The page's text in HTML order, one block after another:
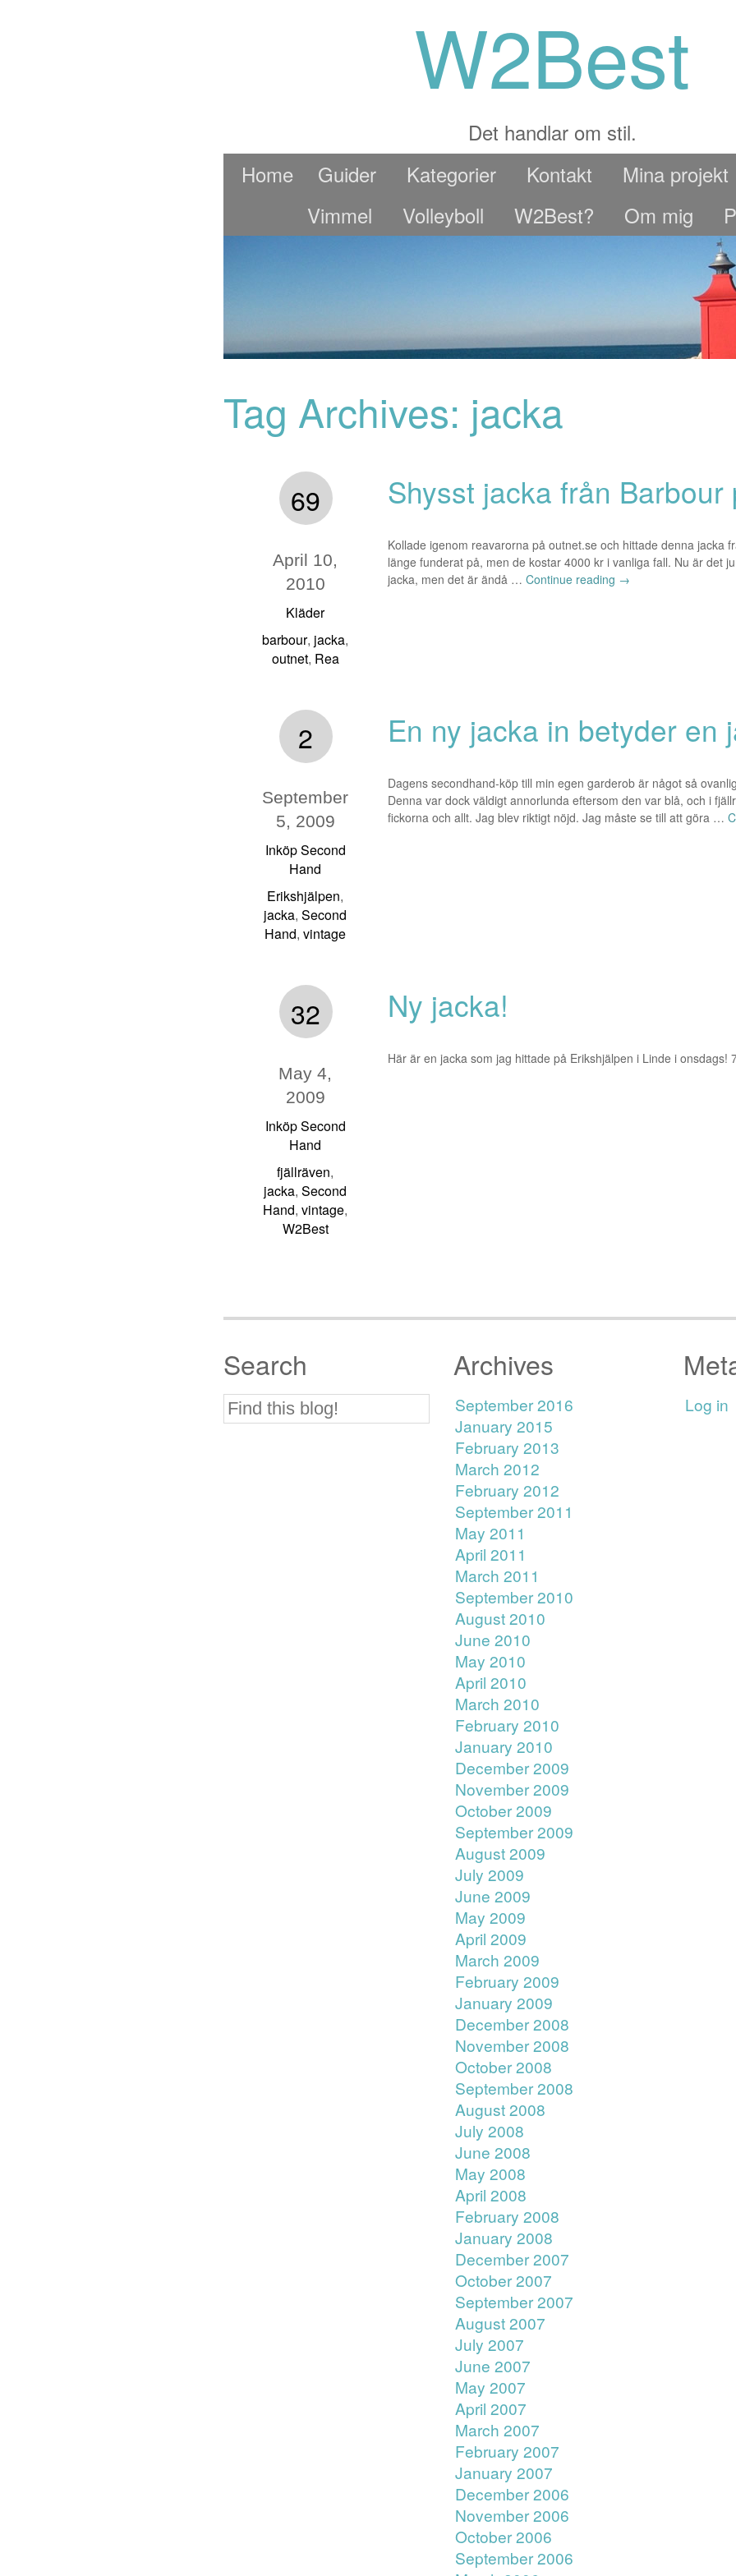
W2Best
Det handlar om stil.
Home
Guider Kategorier Kontakt
Mina projekt
Vimmel
Volleyboll W2Best? Om mig
Tag Archives: jacka
Shysst jacka från Barbour
Kollade igenom reavarorna på outnet.se och hittade denna jacka
länge funderat på, men de kostar 4000 kr i vanliga fall. Nu är det
jacka, men det är ändå … Continue reading →
69
April 10,
2010
Kläder
barbour, jacka,
outnet, Rea
En ny jacka in betyder en
Dagens secondhand-köp till min egen garderob är något så
Denna var dock väldigt annorlunda eftersom den var blå, och i
fickorna och allt. Jag blev riktigt nöjd. Jag måste se till att göra …
2
September
5, 2009
Inköp Second
Hand
Erikshjälpen,
jacka,Second
Hand,vintage
Ny jacka!
Här är en jacka som jag hittade på Erikshjälpen i Linde i onsdags!
32
May 4,
2009
Inköp Second
Hand
fjällräven,
jacka,Second
Hand,vintage,
W2Best
Search Archives
September 2016
January 2015
February 2013
March 2012
February 2012
September 2011
May 2011
April 2011
March 2011
September 2010
August 2010
June 2010
May 2010
April 2010
March 2010
February 2010
January 2010
December 2009
November 2009
October 2009
September 2009
August 2009
July 2009
June 2009
May 2009
April 2009
March 2009
February 2009
January 2009
December 2008
November 2008
October 2008
September 2008
August 2008
July 2008
June 2008
May 2008
April 2008
February 2008
January 2008
December 2007
October 2007
September 2007
August 2007
July 2007
June 2007
May 2007
April 2007
March 2007
February 2007
January 2007
December 2006
November 2006
October 2006
September 2006
Log in